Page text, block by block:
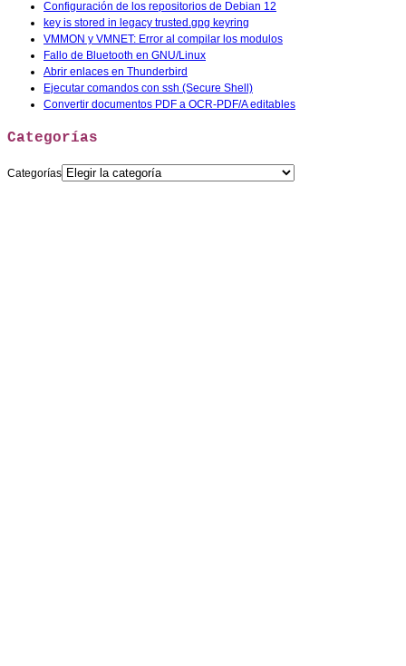
Configuración de los repositorios de Debian 12
key is stored in legacy trusted.gpg keyring
VMMON y VMNET: Error al compilar los modulos
Fallo de Bluetooth en GNU/Linux
Abrir enlaces en Thunderbird
Ejecutar comandos con ssh (Secure Shell)
Convertir documentos PDF a OCR-PDF/A editables
Categorías
Categorías